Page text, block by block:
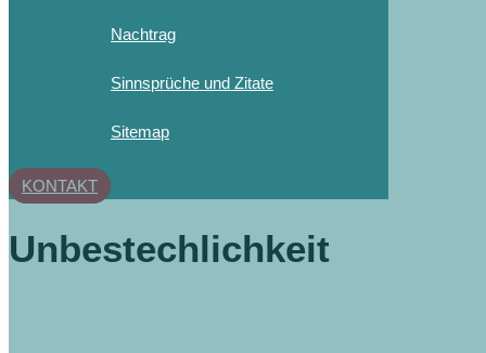
Nachtrag
Sinnsprüche und Zitate
Sitemap
KONTAKT
Unbestechlichkeit